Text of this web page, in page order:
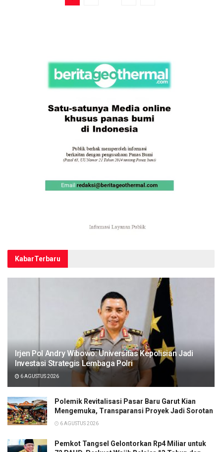
KabarTerbaru
Irjen Pol Andry Wibowo: Universitas Kepolisian Jadi
Investasi Strategis Lembaga Polri
6 AGUSTUS 2026
Polemik Revitalisasi Pasar Baru Garut Kian
Mengemuka, Transparansi Proyek Jadi Sorotan
6 AGUSTUS 2026
Pemkot Tangsel Gelontorkan Rp4 Miliar untuk